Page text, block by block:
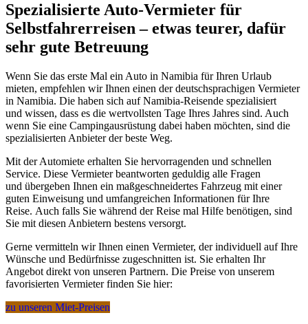
Spezialisierte Auto-Vermieter für
Selbstfahrerreisen – etwas teurer, dafür
sehr gute Betreuung
Wenn Sie das erste Mal ein Auto in Namibia für Ihren Urlaub
mieten, empfehlen wir Ihnen einen der deutschsprachigen Vermieter
in Namibia. Die haben sich auf Namibia-Reisende spezialisiert
und wissen, dass es die wertvollsten Tage Ihres Jahres sind. Auch
wenn Sie eine Campingausrüstung dabei haben möchten, sind die
spezialisierten Anbieter der beste Weg.
Mit der Automiete erhalten Sie hervorragenden und schnellen
Service. Diese Vermieter beantworten geduldig alle Fragen
und übergeben Ihnen ein maßgeschneidertes Fahrzeug mit einer
guten Einweisung und umfangreichen Informationen für Ihre
Reise. Auch falls Sie während der Reise mal Hilfe benötigen, sind
Sie mit diesen Anbietern bestens versorgt.
Gerne vermitteln wir Ihnen einen Vermieter, der individuell auf Ihre
Wünsche und Bedürfnisse zugeschnitten ist. Sie erhalten Ihr
Angebot direkt von unseren Partnern. Die Preise von unserem
favorisierten Vermieter finden Sie hier:
zu unseren Miet-Preisen